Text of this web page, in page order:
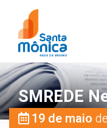
SMREDE
19 de maio